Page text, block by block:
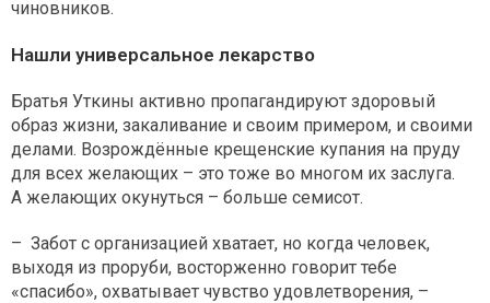
чиновников.
Нашли универсальное лекарство
Братья Уткины активно пропагандируют здоровый
образ жизни, закаливание и своим примером, и своими
делами. Возрождённые крещенские купания на пруду
для всех желающих – это тоже во многом их заслуга.
А желающих окунуться – больше семисот.
– Забот с организацией хватает, но когда человек,
выходя из проруби, восторженно говорит тебе
«спасибо», охватывает чувство удовлетворения, –